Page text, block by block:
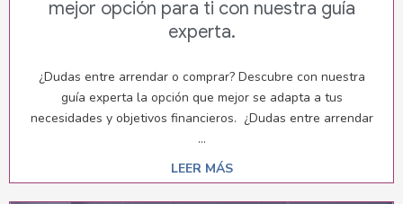
mejor opción para ti con nuestra guía
experta.
¿Dudas entre arrendar o comprar? Descubre con nuestra
guía experta la opción que mejor se adapta a tus
necesidades y objetivos financieros. ¿Dudas entre arrendar
...
LEER MÁS